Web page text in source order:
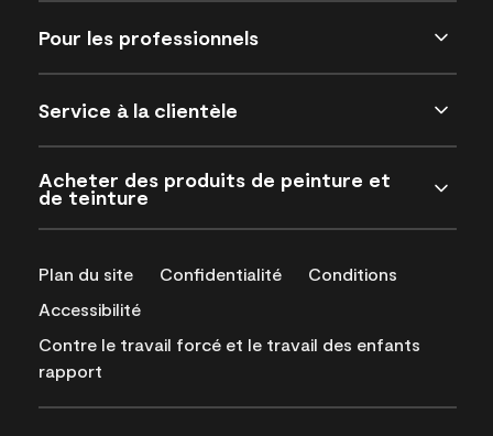
Pour les professionnels
Service à la clientèle
Acheter des produits de peinture et
de teinture
Plan du site Confidentialité
Conditions
Accessibilité
Contre le travail forcé et le travail des enfants
rapport